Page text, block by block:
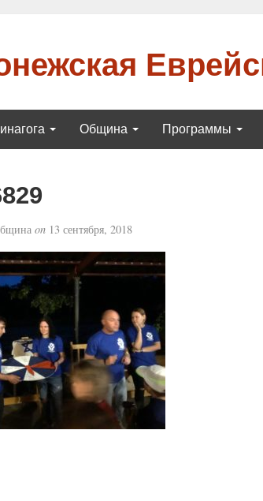
Община Программы
on13 сентября, 2018